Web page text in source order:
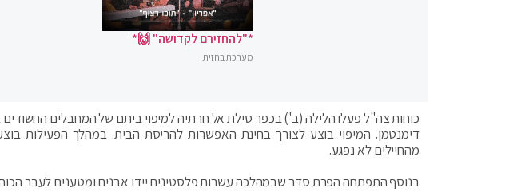
*"להחזירם לקדושה" 🙌*
מערכת בחזית
כוחות צה"ל פעלו הלילה (ב') בכפר סילת אל חרתיה למיפוי ביתם של המחבלים החשודים
דימנטמן. המיפוי בוצע לצורך בחינת האפשרות להריסת הבית. במהלך הפעילות
מהחיילים לא נפגע.
בנוסף התפתחה הפרת סדר שבמהלכה עשרות פלסטינים יידו אבנים ומטענים לעבר